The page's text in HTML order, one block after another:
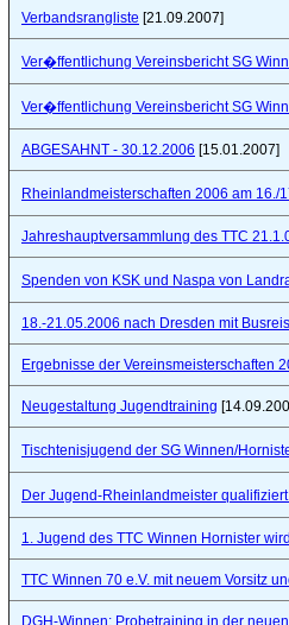
Verbandsrangliste [21.09.2007]
Ver�ffentlichung Vereinsbericht SG
Ver�ffentlichung Vereinsbericht SG
ABGESAHNT - 30.12.2006 [15.01.2007]
Rheinlandmeisterschaften 2006 am
Jahreshauptversammlung des TTC
Spenden von KSK und Naspa von
18.-21.05.2006 nach Dresden mit
Ergebnisse der Vereinsmeisterschaften
Neugestaltung Jugendtraining
Tischtenisjugend der SG Winnen/
Der Jugend-Rheinlandmeister
1. Jugend des TTC Winnen Hornister
TTC Winnen 70 e.V. mit neuem Vorsitz
DGH-Winnen: Probetraining in der